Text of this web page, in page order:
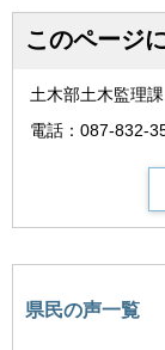
このページ
土木部土木監理課
電話：087-832-
県民の声一覧